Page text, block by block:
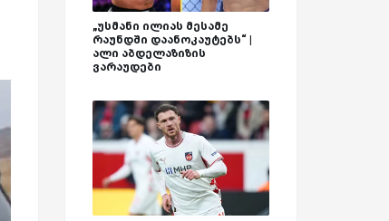
„უსმანი ილიას მესამე
რაუნდში დაანოკაუტებს“ |
ალი აბდელაზიზის
ვარაუდები